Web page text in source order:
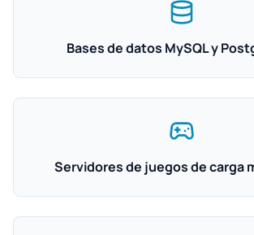
Bases de datos MySQL y
Servidores de juegos de carga